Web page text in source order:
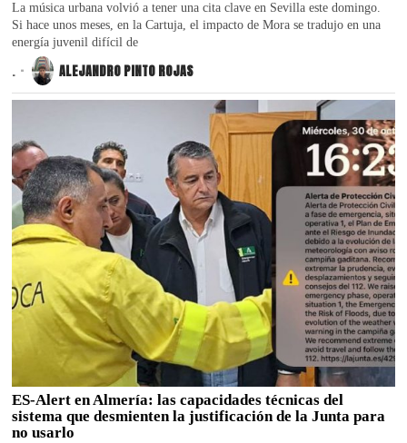
La música urbana volvió a tener una cita clave en Sevilla este domingo.
Si hace unos meses, en la Cartuja, el impacto de Mora se tradujo en una
energía juvenil difícil de
. ALEJANDRO PINTO ROJAS
ES-Alert en Almería: las capacidades técnicas del
sistema que desmienten la justificación de la Junta para
no usarlo